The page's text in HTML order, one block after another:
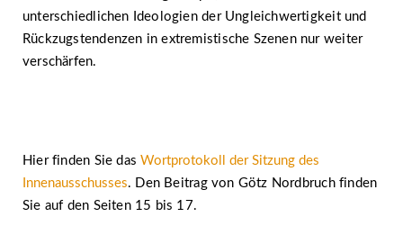
unterschiedlichen Ideologien der Ungleichwertigkeit und
Rückzugstendenzen in extremistische Szenen nur weiter
verschärfen.
Hier finden Sie dasWortprotokoll der Sitzung des
Innenausschusses. Den Beitrag von Götz Nordbruch finden
Sie auf den Seiten 15 bis 17.